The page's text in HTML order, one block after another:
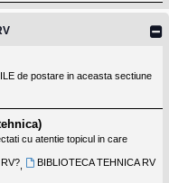
de postare in aceasta sectiune
cu atentie topicul in care
,
BIBLIOTECA TEHNICA RV